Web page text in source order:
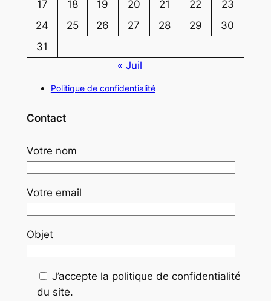
17
18 19 20 21 22
23
24
25 26 27 28 29
30
31
« Juil
Politique de confidentialité
Contact
Votre nom
Votre email
Objet
J’accepte la politique de confidentialité
du site.